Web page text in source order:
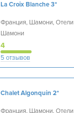
La Croix Blanche 3*
Франция, Шамони, Отели
Шамони
4
5 отзывов
Chalet Algonquin 2*
Франция, Шамони, Отели